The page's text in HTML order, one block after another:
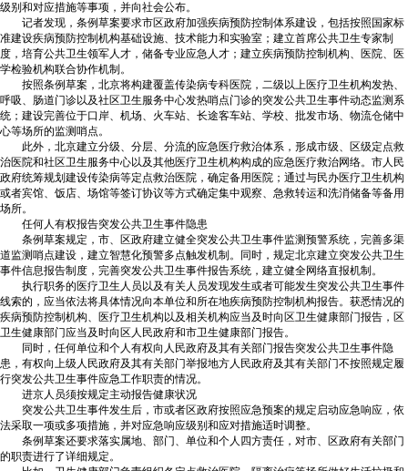
级别和对应措施等事项，并向社会公布。
记者发现，条例草案要求市区政府加强疾病预防控制体系建设，包括按照国家标
准建设疾病预防控制机构基础设施、技术能力和实验室；建立首席公共卫生专家制
度，培育公共卫生领军人才，储备专业应急人才；建立疾病预防控制机构、医院、医
学检验机构联合协作机制。
按照条例草案，北京将构建覆盖传染病专科医院，二级以上医疗卫生机构发热、
呼吸、肠道门诊以及社区卫生服务中心发热哨点门诊的突发公共卫生事件动态监测系
统；建设完善位于口岸、机场、火车站、长途客车站、学校、批发市场、物流仓储中
心等场所的监测哨点。
此外，北京建立分级、分层、分流的应急医疗救治体系，形成市级、区级定点救
治医院和社区卫生服务中心以及其他医疗卫生机构构成的应急医疗救治网络。市人民
政府统筹规划建设传染病等定点救治医院，确定备用医院；通过与民办医疗卫生机构
或者宾馆、饭店、场馆等签订协议等方式确定集中观察、急救转运和洗消储备等备用
场所。
任何人有权报告突发公共卫生事件隐患
条例草案规定，市、区政府建立健全突发公共卫生事件监测预警系统，完善多渠
道监测哨点建设，建立智慧化预警多点触发机制。同时，规定北京建立突发公共卫生
事件信息报告制度，完善突发公共卫生事件报告系统，建立健全网络直报机制。
执行职务的医疗卫生人员以及有关人员发现发生或者可能发生突发公共卫生事件
线索的，应当依法将具体情况向本单位和所在地疾病预防控制机构报告。获悉情况的
疾病预防控制机构、医疗卫生机构以及相关机构应当及时向区卫生健康部门报告，区
卫生健康部门应当及时向区人民政府和市卫生健康部门报告。
同时，任何单位和个人有权向人民政府及其有关部门报告突发公共卫生事件隐
患，有权向上级人民政府及其有关部门举报地方人民政府及其有关部门不按照规定履
行突发公共卫生事件应急工作职责的情况。
进京人员须按规定主动报告健康状况
突发公共卫生事件发生后，市或者区政府按照应急预案的规定启动应急响应，依
法采取一项或多项措施，并对应急响应级别和应对措施适时调整。
条例草案还要求落实属地、部门、单位和个人四方责任，对市、区政府有关部门
的职责进行了详细规定。